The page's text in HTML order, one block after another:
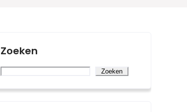
Zoeken
Zoeken